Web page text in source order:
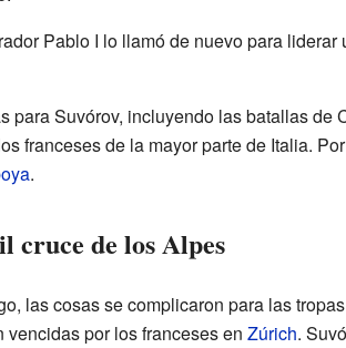
Pablo I lo llamó de nuevo para
para Suvórov, incluyendo las batallas de
franceses de la mayor parte de Italia.
.
cruce de los Alpes
las cosas se complicaron para las
vencidas por los franceses en Zúrich.